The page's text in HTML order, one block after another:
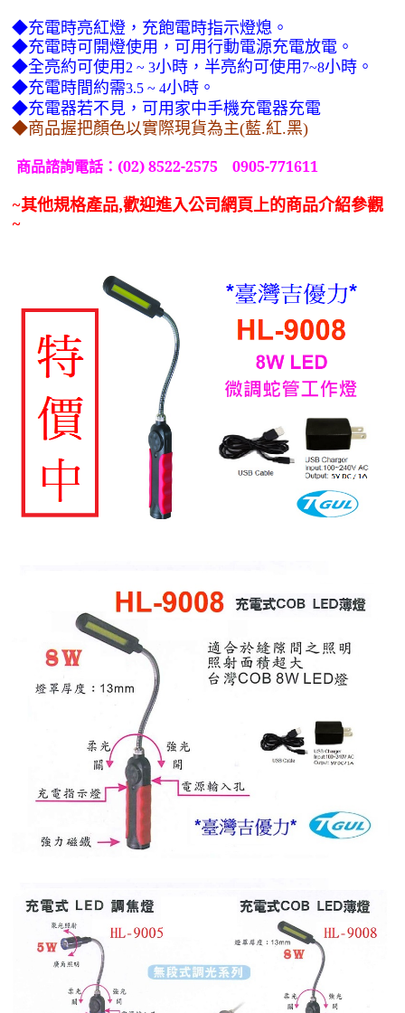
◆充電時亮紅燈，充飽電時指示燈熄 。
◆充電時可開燈使用，可用行動電源充電放電。
◆全亮約可使用2 ~ 3小時，半亮約可使用 7~8小時。
◆充電時間約需3.5 ~ 4小時。
◆充電器若不見，可用家中手機充電器充電
◆商品握把顏色以實際現貨為主(藍.紅.黑)
商品諮詢電話： (02) 8522-2575 0905-771611
~其他規格產品,歡迎進入公司網頁上的商品介紹參觀
~